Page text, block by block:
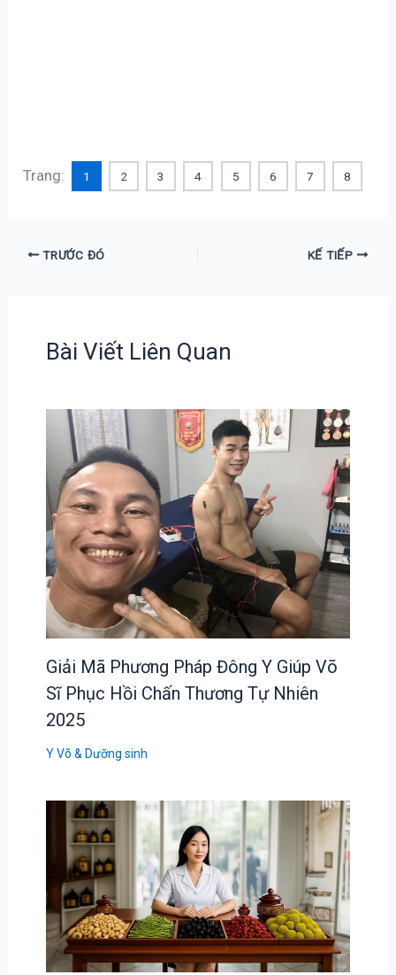
Trang: 1 2 3 4 5 6 7 8
TRƯỚC ĐÓ KẾ TIẾP
Bài Viết Liên Quan
Giải Mã Phương Pháp Đông Y Giúp Võ
Sĩ Phục Hồi Chấn Thương Tự Nhiên
2025
Y Võ & Dưỡng sinh